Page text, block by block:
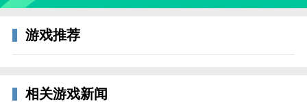
蛋仔派对未成年充值退款方法
1、我们打开微信搜索【网易家长关爱平台】。
游戏推荐
相关游戏新闻